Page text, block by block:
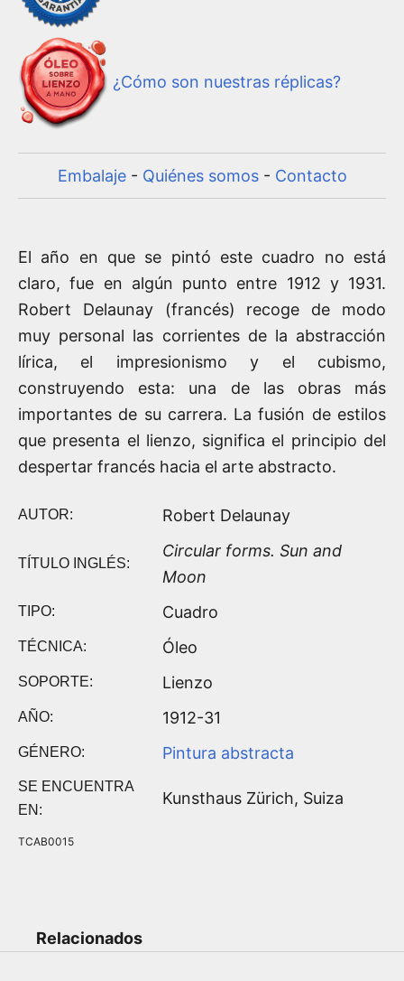
¿Cómo son nuestras réplicas?
Embalaje- Quiénes somos- Contacto
El año en que se pintó este cuadro no está
claro, fue en algún punto entre 1912 y 1931.
Robert Delaunay (francés) recoge de modo
muy personal las corrientes de la abstracción
lírica, el impresionismo y el cubismo,
construyendo esta: una de las obras más
importantes de su carrera. La fusión de estilos
que presenta el lienzo, significa el principio del
despertar francés hacia el arte abstracto.
AUTOR: Robert Delaunay
TÍTULO INGLÉS:
Circular forms. Sun and
Moon
TIPO: Cuadro
TÉCNICA: Óleo
SOPORTE: Lienzo
AÑO: 1912-31
GÉNERO: Pintura abstracta
SE ENCUENTRA
EN:
Kunsthaus Zürich, Suiza
TCAB0015
Relacionados